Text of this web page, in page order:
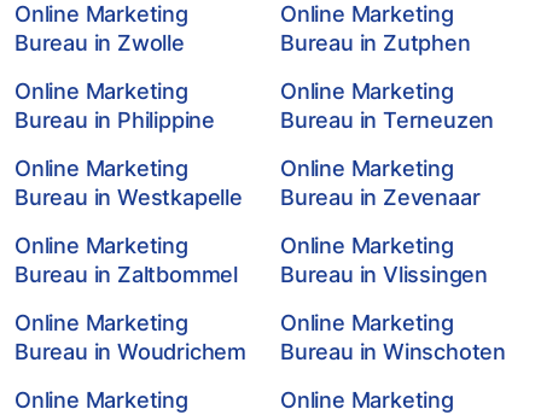
Online Marketing
Bureau in Zwolle
Online Marketing
Bureau in Zutphen
Online Marketing
Bureau in Philippine
Online Marketing
Bureau in Terneuzen
Online Marketing
Bureau in Westkapelle
Online Marketing
Bureau in Zevenaar
Online Marketing
Bureau in Zaltbommel
Online Marketing
Bureau in Vlissingen
Online Marketing
Bureau in Woudrichem
Online Marketing
Bureau in Winschoten
Online Marketing
Online Marketing